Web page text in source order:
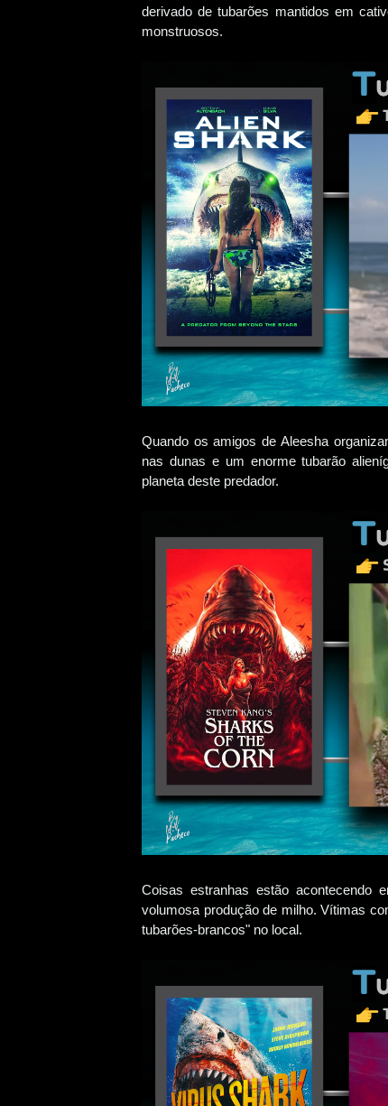
derivado de tubarões mantidos em
monstruosos.
Quando os amigos de Aleesha
nas dunas e um enorme tubarão
planeta deste predador.
Coisas estranhas estão acontecendo
volumosa produção de milho. Vítimas
tubarões-brancos" no local.